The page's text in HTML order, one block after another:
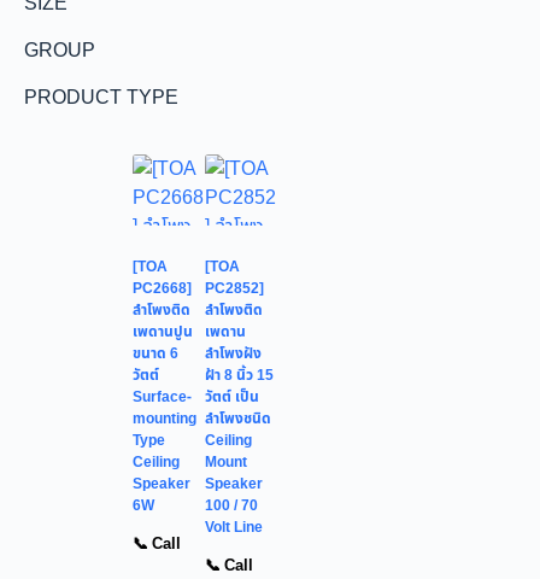
GROUP
PRODUCT TYPE
[TOA
PC2668]
ลำโพงติด
เพดานปูน
ขนาด 6
วัตต์
Surface-
mounting
Type
Ceiling
Speaker
6W
📞 Call
[TOA
PC2852]
ลำโพงติด
เพดาน
ลำโพงฝัง
ฝ้า 8 นิ้ว 15
วัตต์ เป็น
ลำโพงชนิด
Ceiling
Mount
Speaker
100 / 70
Volt Line
📞 Call